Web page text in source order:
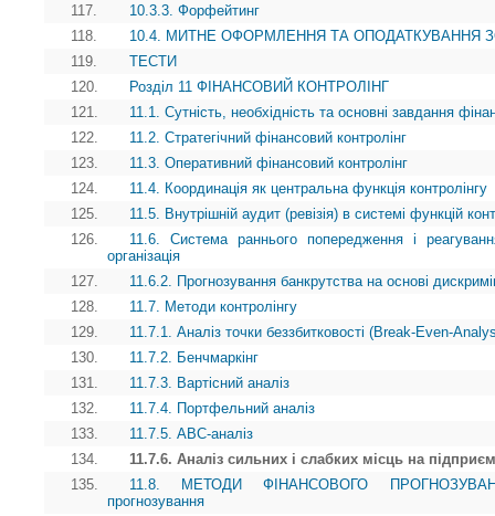
117.
10.3.3. Форфейтинг
118.
10.4. МИТНЕ ОФОРМЛЕННЯ ТА ОПОДАТКУВАННЯ
119.
ТЕСТИ
120.
Розділ 11 ФІНАНСОВИЙ КОНТРОЛІНГ
121.
11.1. Сутність, необхідність та основні завдання
122.
11.2. Стратегічний фінансовий контролінг
123.
11.3. Оперативний фінансовий контролінг
124.
11.4. Координація як центральна функція контролінгу
125.
11.5. Внутрішній аудит (ревізія) в системі функцій
126.
11.6. Система раннього попередження і
організація
127.
11.6.2. Прогнозування банкрутства на основі
128.
11.7. Методи контролінгу
129.
11.7.1. Аналіз точки беззбитковості (Break-Even-
130.
11.7.2. Бенчмаркінг
131.
11.7.3. Вартісний аналіз
132.
11.7.4. Портфельний аналіз
133.
11.7.5. АВС-аналіз
134.
11.7.6. Аналіз сильних і слабких місць на
135.
11.8. МЕТОДИ ФІНАНСОВОГО
прогнозування